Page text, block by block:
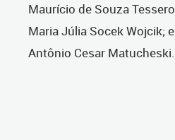
Maurício de Souza
Maria Júlia Socek Wojcik;
Antônio Cesar Matucheski.